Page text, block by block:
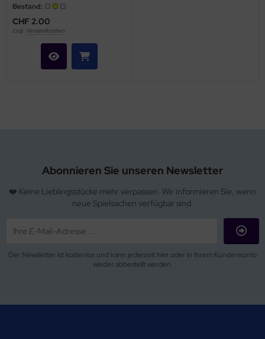
Bestand:
CHF 2.00
zzgl. Versandkosten
Abonnieren Sie unseren Newsletter
❤️ Keine Lieblingsstücke mehr verpassen. Wir informieren Sie, wenn
neue Spielsachen verfügbar sind.
Der Newsletter ist kostenlos und kann jederzeit hier oder in Ihrem Kundenkonto
wieder abbestellt werden.